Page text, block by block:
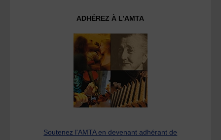
ADHÉREZ À L’AMTA
Soutenez l'AMTA en devenant adhérant de